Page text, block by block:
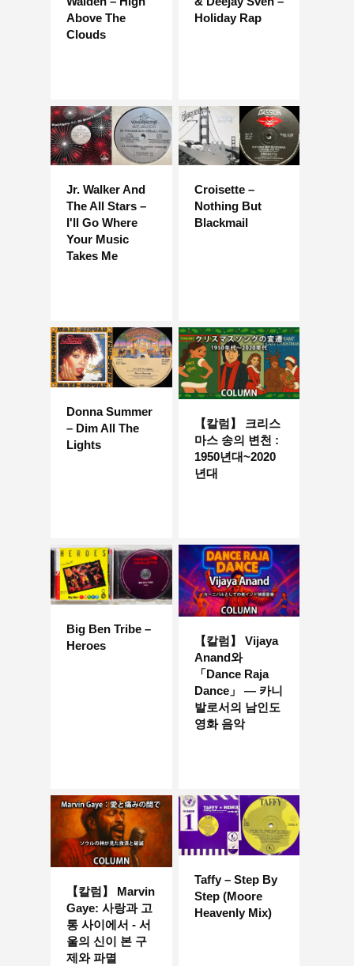
Above The
Clouds
Holiday Rap
Jr. Walker And
The All Stars –
I'll Go Where
Your Music
Takes Me
Croisette –
Nothing But
Blackmail
Donna Summer
– Dim All The
Lights
【칼럼】 크리스
마스 송의 변천 :
1950년대~2020
년대
Big Ben Tribe –
Heroes
【칼럼】 Vijaya
Anand와
「Dance Raja
Dance」 — 카니
발로서의 남인도
영화 음악
【칼럼】 Marvin
Gaye: 사랑과 고
통 사이에서 - 서
울의 신이 본 구
제와 파멸
Taffy – Step By
Step (Moore
Heavenly Mix)